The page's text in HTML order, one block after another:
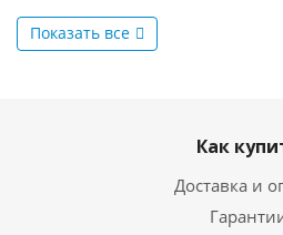
Показать все
Как
Доставка и